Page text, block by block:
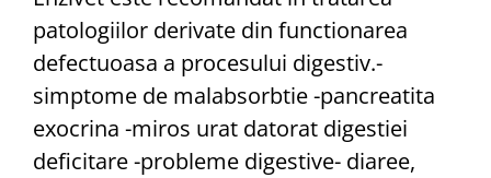
patologiilor derivate din functionarea
defectuoasa a procesului digestiv.-
simptome de malabsorbtie -pancreatita
exocrina -miros urat datorat digestiei
deficitare -probleme digestive- diaree,